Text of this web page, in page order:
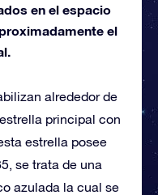
en el espacio
el
alrededor de
principal con
estrella posee
se trata de una
azulada la cual se